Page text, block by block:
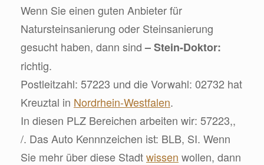
Wenn Sie einen guten Anbieter für
Natursteinsanierung oder Steinsanierung
gesucht haben, dann sind– Stein-Doktor:
richtig.
Postleitzahl: 57223 und die Vorwahl: 02732 hat
Kreuztal in Nordrhein-Westfalen.
In diesen PLZ Bereichen arbeiten wir: 57223,,
/. Das Auto Kennnzeichen ist: BLB, SI. Wenn
Sie mehr über diese Stadtwissen wollen, dann